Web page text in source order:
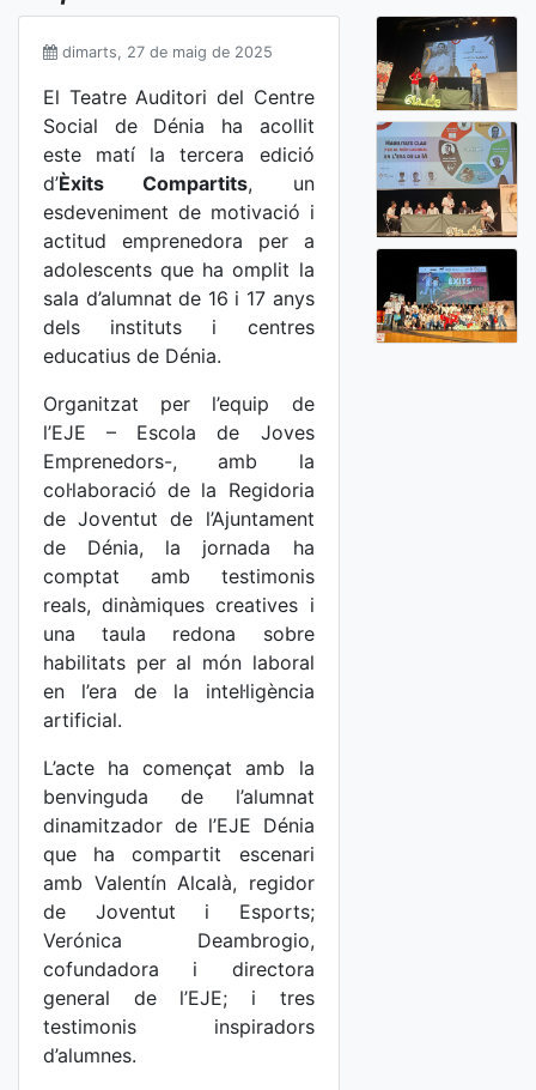
dimarts, 27 de maig de 2025
El Teatre Auditori del Centre
Social de Dénia ha acollit
este matí la tercera edició
d’Èxits Compartits, un
esdeveniment de motivació i
actitud emprenedora per a
adolescents que ha omplit la
sala d’alumnat de 16 i 17 anys
dels instituts i centres
educatius de Dénia.
Organitzat per l’equip de
l’EJE – Escola de Joves
Emprenedors-, amb la
col·laboració de la Regidoria
de Joventut de l’Ajuntament
de Dénia, la jornada ha
comptat amb testimonis
reals, dinàmiques creatives i
una taula redona sobre
habilitats per al món laboral
en l’era de la intel·ligència
artificial.
L’acte ha començat amb la
benvinguda de l’alumnat
dinamitzador de l’EJE Dénia
que ha compartit escenari
amb Valentín Alcalà, regidor
de Joventut i Esports;
Verónica Deambrogio,
cofundadora i directora
general de l’EJE; i tres
testimonis inspiradors
d’alumnes.